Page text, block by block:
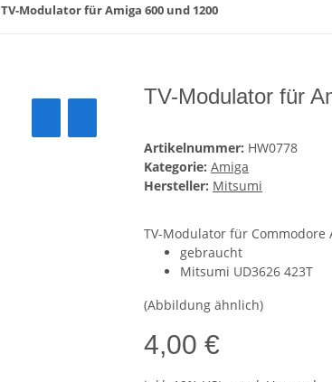
TV-Modulator für Amiga 600 und 1200
TV-Modulator für
Artikelnummer: HW0778
Kategorie: Amiga
Hersteller: Mitsumi
TV-Modulator für Commodore
gebraucht
Mitsumi UD3626 423T
(Abbildung ähnlich)
4,00 €